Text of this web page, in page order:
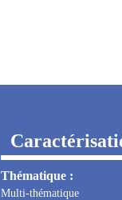
Thématique :
Multi-thématique